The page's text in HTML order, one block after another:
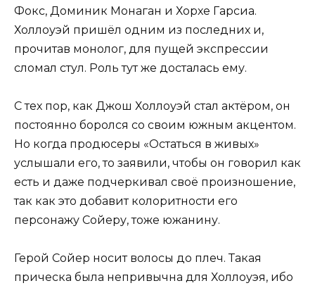
Фокс, Доминик Монаган и Хорхе Гарсиа.
Холлоуэй пришёл одним из последних и,
прочитав монолог, для пущей экспрессии
сломал стул. Роль тут же досталась ему.
С тех пор, как Джош Холлоуэй стал актёром, он
постоянно боролся со своим южным акцентом.
Но когда продюсеры «Остаться в живых»
услышали его, то заявили, чтобы он говорил как
есть и даже подчеркивал своё произношение,
так как это добавит колоритности его
персонажу Сойеру, тоже южанину.
Герой Сойер носит волосы до плеч. Такая
прическа была непривычна для Холлоуэя, ибо